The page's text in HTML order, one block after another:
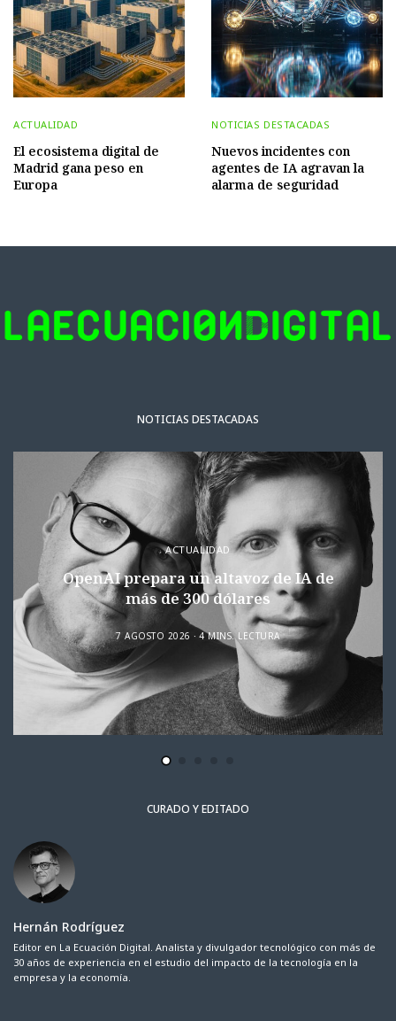
ACTUALIDAD
El ecosistema digital de
Madrid gana peso en
Europa
NOTICIAS DESTACADAS
Nuevos incidentes con
agentes de IA agravan la
alarma de seguridad
NOTICIAS DESTACADAS
ACTUALIDAD
OpenAI prepara un altavoz de IA de
más de 300 dólares
7 AGOSTO 2026 4 MINS. LECTURA
CURADO Y EDITADO
Hernán Rodríguez
Editor en La Ecuación Digital. Analista y divulgador tecnológico con más de
30 años de experiencia en el estudio del impacto de la tecnología en la
empresa y la economía.